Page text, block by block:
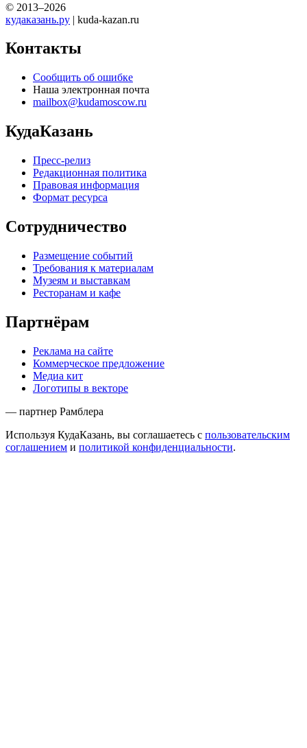
© 2013–2026
кудаказань.ру | kuda-kazan.ru
Контакты
Сообщить об ошибке
Наша электронная почта
mailbox@kudamoscow.ru
КудаКазань
Пресс-релиз
Редакционная политика
Правовая информация
Формат ресурса
Сотрудничество
Размещение событий
Требования к материалам
Музеям и выставкам
Ресторанам и кафе
Партнёрам
Реклама на сайте
Коммерческое предложение
Медиа кит
Логотипы в векторе
— партнер Рамблера
Используя КудаКазань, вы соглашаетесь с пользовательским
соглашением и политикой конфиденциальности.